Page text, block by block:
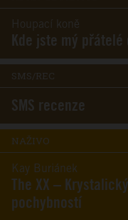
Houpací koně
Kde jste mý
SMS/REC
SMS recenze
NAŽIVO
Kay Buriánek
The XX –
pochybností